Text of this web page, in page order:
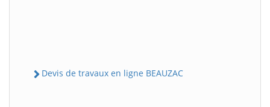
Devis de travaux en ligne BEAUZAC